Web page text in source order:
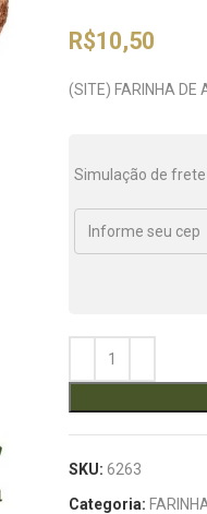
R$10,50
(SITE) FARINHA DE
Simulação de frete
SKU: 6263
Categoria: